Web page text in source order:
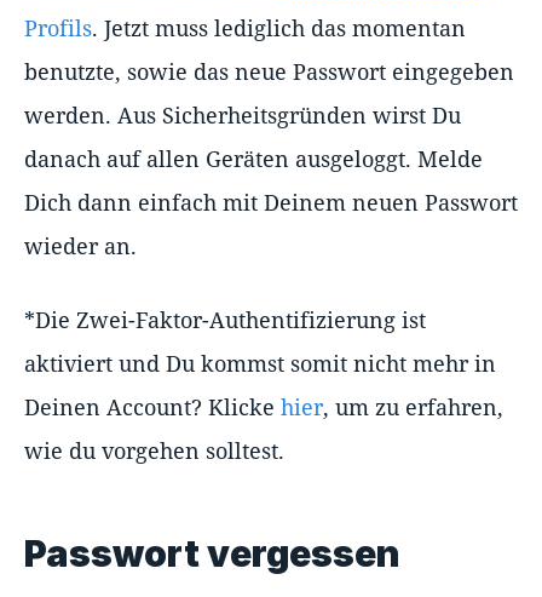
Profils. Jetzt muss lediglich das momentan
benutzte, sowie das neue Passwort eingegeben
werden. Aus Sicherheitsgründen wirst Du
danach auf allen Geräten ausgeloggt. Melde
Dich dann einfach mit Deinem neuen Passwort
wieder an.
*Die Zwei-Faktor-Authentifizierung ist
aktiviert und Du kommst somit nicht mehr in
Deinen Account? Klicke hier, um zu erfahren,
wie du vorgehen solltest.
Passwort vergessen